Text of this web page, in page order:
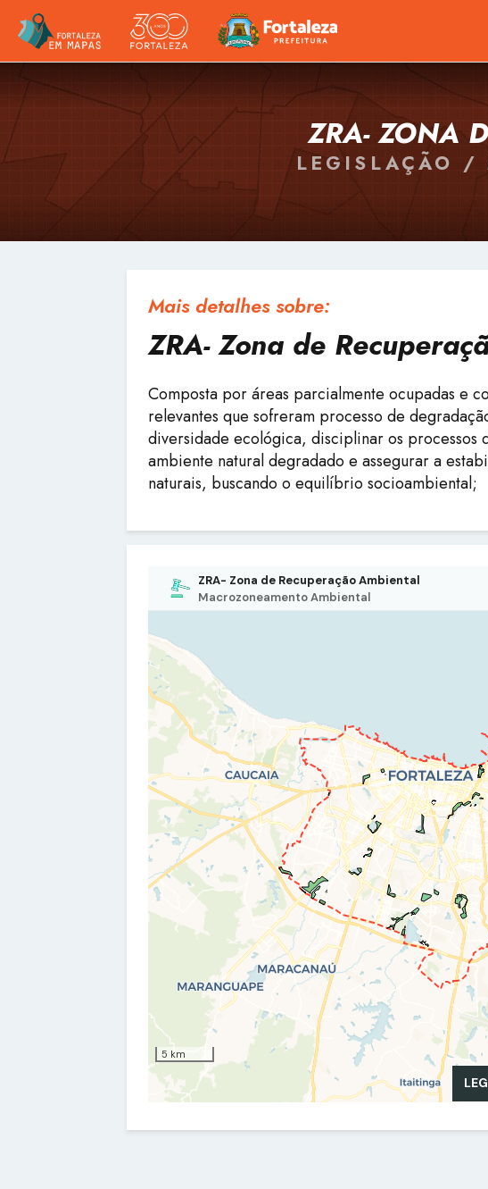
ZRA- ZONA
LEGISLAÇÃO /
Mais detalhes sobre:
ZRA- Zona de
Composta por áreas parcialmente ocupadas e
relevantes que sofreram processo de
diversidade ecológica, disciplinar os processos
ambiente natural degradado e assegurar a
naturais, buscando o equilíbrio socioambiental;